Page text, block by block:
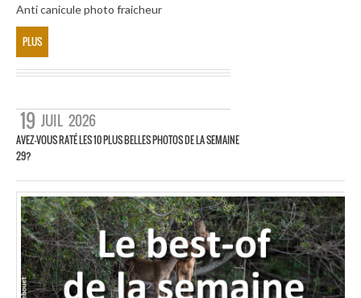
Anti canicule photo fraicheur
PLUS
19 JUIL 2026
AVEZ-VOUS RATÉ LES 10 PLUS BELLES PHOTOS DE LA SEMAINE
29?